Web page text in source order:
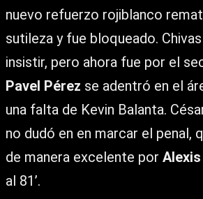
nuevo refuerzo rojiblanco
sutileza y fue bloqueado.
insistir, pero ahora fue por el
Pavel Pérez se adentró en el
una falta de Kevin Balanta.
no dudó en en marcar el penal,
de manera excelente por
al 81’.